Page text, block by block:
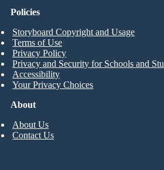
About
About Us
Contact Us
Policies
Storyboard Copyright and Usage
Terms of Use
Privacy Policy
Privacy and Security for Schools and
Accessibility
Your Privacy Choices